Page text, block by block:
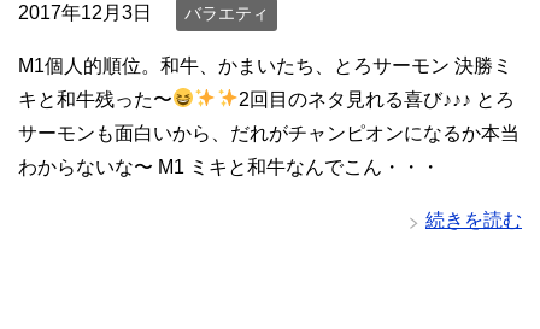
2017年12月3日 バラエティ
M1個人的順位。和牛、かまいたち、とろサーモン 決勝ミ
キと和牛残った〜
2回目のネタ見れる喜び♪♪♪ とろ
サーモンも面白いから、だれがチャンピオンになるか本当
わからないな〜 M1 ミキと和牛なんでこん・・・
続きを読む